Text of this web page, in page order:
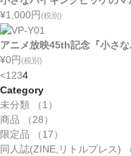
¥1,000円 (税別)
アニメ放映45th記念『小さ
¥0円 (税別)
<1234
Category
未分類 （1）
商品 （28）
限定品 （17）
同人誌(ZINE,リトルプレス) （